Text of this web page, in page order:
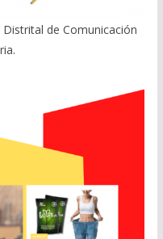
Distrital de Comunicación